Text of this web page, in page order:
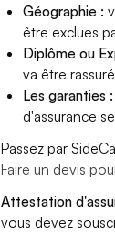
Géographie :
être exclues
Diplôme ou
va être
Les garanties
d'assurance
Passez par
Faire un devis
Attestation
vous devez